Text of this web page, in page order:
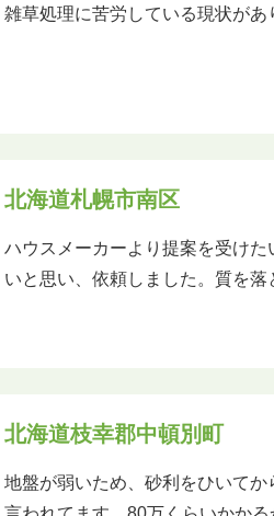
雑草処理に苦労している現状が
北海道札幌市南区
ハウスメーカーより提案を受け
いと思い、依頼しました。質を
北海道枝幸郡中頓別町
地盤が弱いため、砂利をひいて